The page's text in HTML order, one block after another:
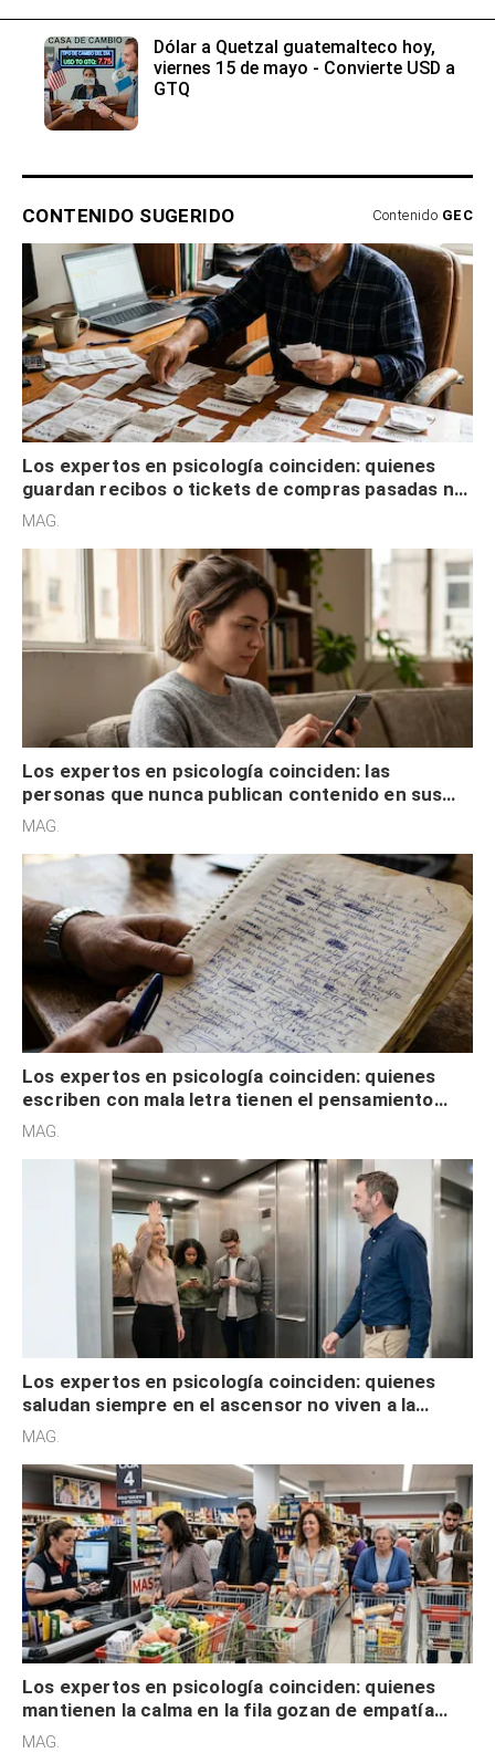
Dólar a Quetzal guatemalteco hoy,
viernes 15 de mayo - Convierte USD a
GTQ
CONTENIDO SUGERIDO Contenido GEC
Los expertos en psicología coinciden: quienes
guardan recibos o tickets de compras pasadas no
son acumuladores, sino que tienen necesidad de
MAG.
Los expertos en psicología coinciden: las
personas que nunca publican contenido en sus
redes sociales no pretenden buscar validación
MAG.
Los expertos en psicología coinciden: quienes
escriben con mala letra tienen el pensamiento
acelerado y no lo hacen por desinterés
MAG.
Los expertos en psicología coinciden: quienes
saludan siempre en el ascensor no viven a la
defensiva y tienen apertura social
MAG.
Los expertos en psicología coinciden: quienes
mantienen la calma en la fila gozan de empatía
cognitiva, gratitud y no solo tienen autocontrol
MAG.